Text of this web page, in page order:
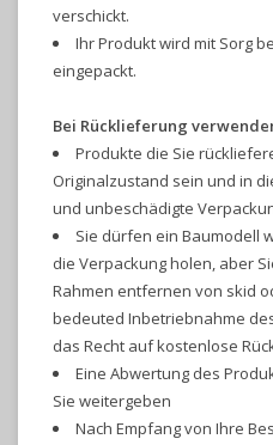
verschickt.
Ihr Produkt wird mit Sorg
eingepackt.
Bei Rücklieferung
Produkte die Sie
Originalzustand sein und in
und unbeschädigte
Sie dürfen ein Baumodell
die Verpackung holen, aber
Rahmen entfernen von skid
bedeuted Inbetriebnahme
das Recht auf kostenlose
Eine Abwertung des
Sie weitergeben
Nach Empfang von Ihre